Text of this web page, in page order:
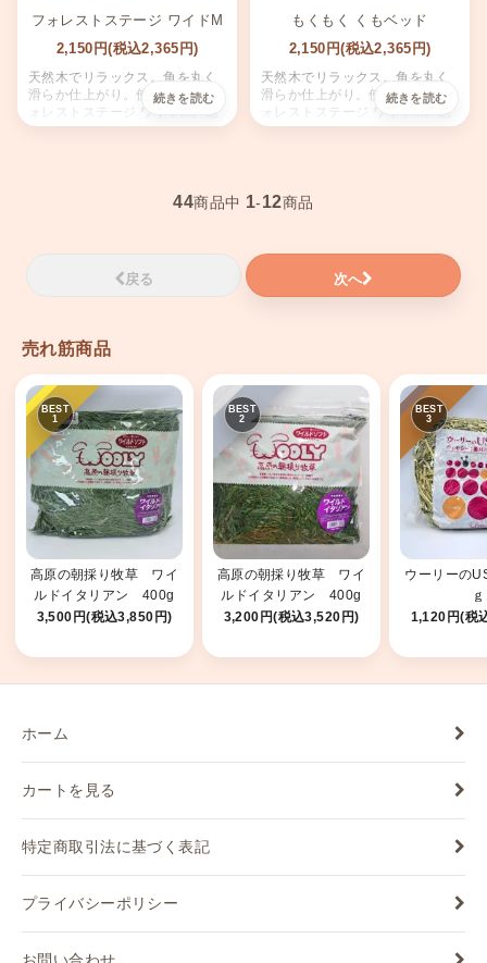
フォレストステージ ワイドM
2,150円(税込2,365円)
天然木でリラックス。角を丸く
滑らか仕上がり。使いやすいフ
ォレストステージ ワイドM。魅
力的なサイズと素材。
もくもく くもベッド
2,150円(税込2,365円)
天然木でリラックス。角を丸く
滑らか仕上がり。使いやすいフ
ォレストステージ ワイドM。魅
力的なサイズと素材。
44商品中 1-12商品
戻る 次へ
売れ筋商品
高原の朝採り牧草 ワイ
ルドイタリアン 400g
2025
3,500円(税込3,850円)
高原の朝採り牧草 ワイ
ルドイタリアン 400g
2026
3,200円(税込3,520円)
ウーリーの
ｇ
1,120円(税
ホーム
カートを見る
特定商取引法に基づく表記
プライバシーポリシー